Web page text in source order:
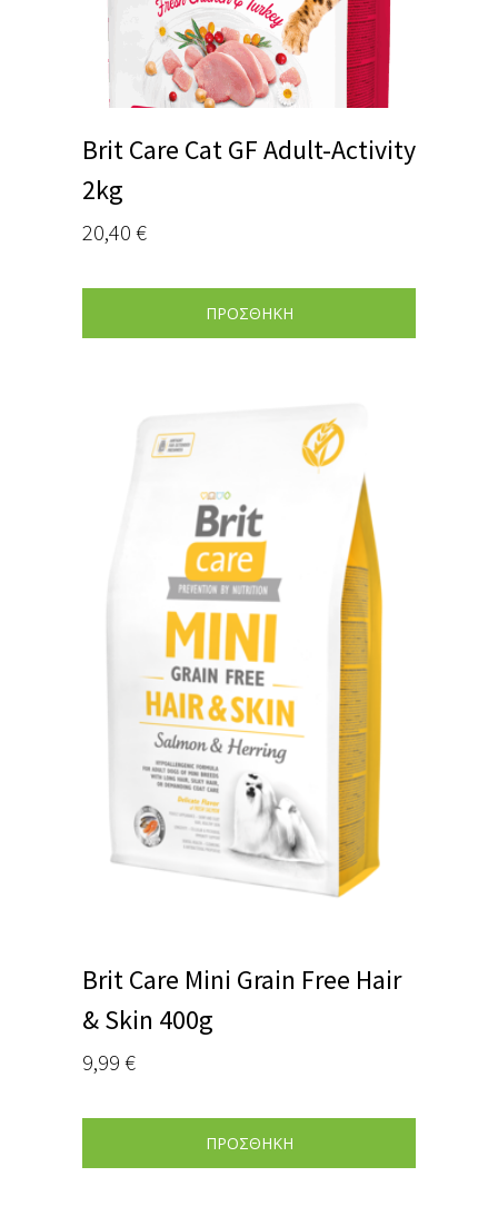
Brit Care Cat GF Adult-Activity
2kg
20,40 €
ΠΡΟΣΘΗΚΗ
Brit Care Mini Grain Free Hair
& Skin 400g
9,99 €
ΠΡΟΣΘΗΚΗ